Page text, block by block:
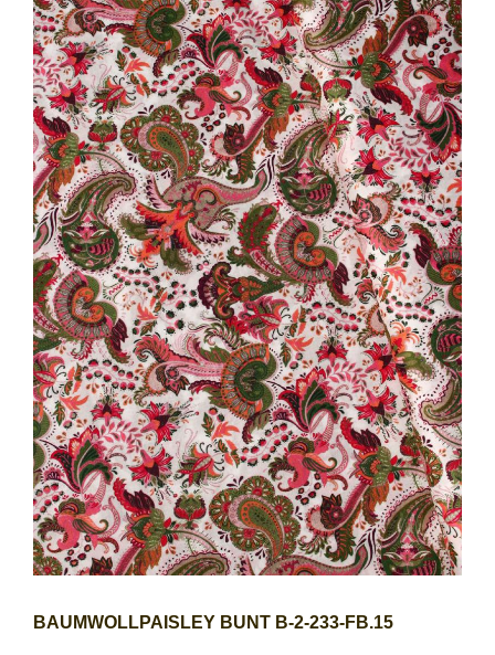
BAUMWOLLPAISLEY BUNT B-2-233-FB.15